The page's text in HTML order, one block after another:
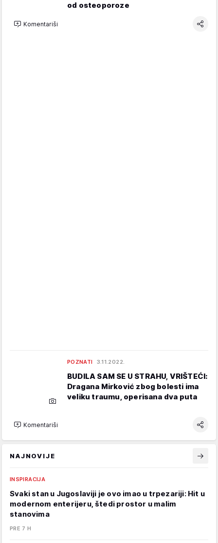
od osteoporoze
Komentariši
POZNATI 3.11.2022.
BUDILA SAM SE U STRAHU, VRIŠTEĆI:
Dragana Mirković zbog bolesti ima
veliku traumu, operisana dva puta
Komentariši
NAJNOVIJE
INSPIRACIJA
Svaki stan u Jugoslaviji je ovo imao u trpezariji: Hit u
modernom enterijeru, štedi prostor u malim
stanovima
PRE 7 H